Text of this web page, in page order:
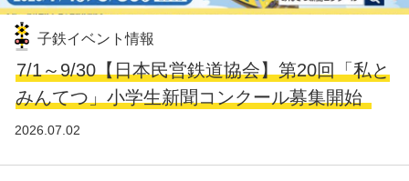
子鉄イベント情報
7/1～9/30【日本民営鉄道協会】第20回「私と
みんてつ」小学生新聞コンクール募集開始
2026.07.02